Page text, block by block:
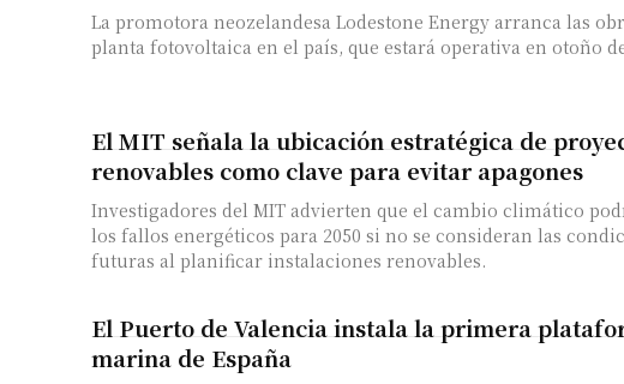
La promotora neozelandesa Lodestone Energy arranca las
planta fotovoltaica en el país, que estará operativa en otoño
El MIT señala la ubicación estratégica de
renovables como clave para evitar apagones
Investigadores del MIT advierten que el cambio climático
los fallos energéticos para 2050 si no se consideran las
futuras al planificar instalaciones renovables.
El Puerto de Valencia instala la primera
marina de España